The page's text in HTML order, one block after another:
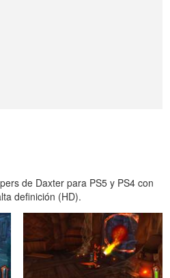
de Daxter para PS5 y PS4 con
definición (HD).